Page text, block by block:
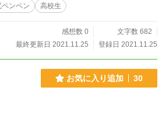
ペンペン 高校生
感想数 0
文字数 682
最終更新日 2021.11.25
登録日 2021.11.25
お気に入り追加 30